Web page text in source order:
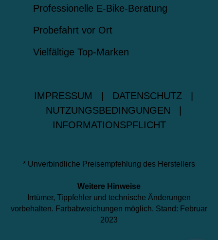
Professionelle E-Bike-Beratung
Probefahrt vor Ort
Vielfältige Top-Marken
IMPRESSUM DATENSCHUTZ
NUTZUNGSBEDINGUNGEN
INFORMATIONSPFLICHT
* Unverbindliche Preisempfehlung des Herstellers
Weitere Hinweise
Irrtümer, Tippfehler und technische Änderungen
vorbehalten. Farbabweichungen möglich. Stand: Februar
2023